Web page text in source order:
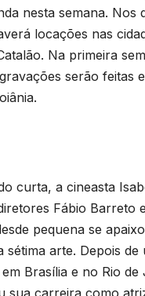
nesta semana. Nos
locações nas
Na primeira
serão feitas
curta, a cineasta
Fábio Barreto
pequena se
sétima arte. Depois de
Brasília e no Rio de
sua carreira como